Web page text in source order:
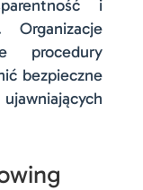
i
Organizacje
procedury
bezpieczne